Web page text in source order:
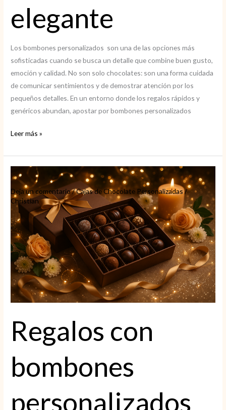
elegante
Los bombones personalizados son una de las opciones más
sofisticadas cuando se busca un detalle que combine buen gusto,
emoción y calidad. No son solo chocolates: son una forma cuidada
de comunicar sentimientos y de demostrar atención por los
pequeños detalles. En un entorno donde los regalos rápidos y
genéricos abundan, apostar por bombones personalizados
Bombones
como
regalo
elegante
Leer más »
Regalos con
bombones
personalizados
Deja un comentario/Cajas de Chocolate Personalizadas/
Christian